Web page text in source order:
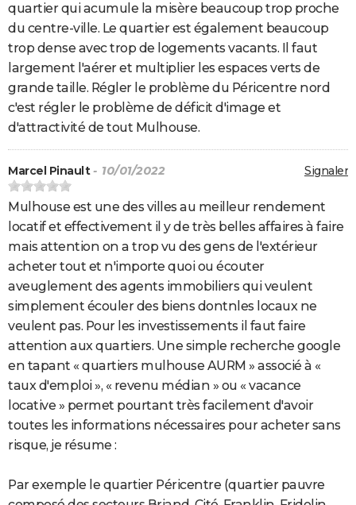
quartier qui acumule la misère beaucoup trop proche
du centre-ville. Le quartier est également beaucoup
trop dense avec trop de logements vacants. Il faut
largement l'aérer et multiplier les espaces verts de
grande taille. Régler le problème du Péricentre nord
c'est régler le problème de déficit d'image et
d'attractivité de tout Mulhouse.
Signaler
Marcel Pinault- 10/01/2022
Mulhouse est une des villes au meilleur rendement
locatif et effectivement il y de très belles affaires à faire
mais attention on a trop vu des gens de l'extérieur
acheter tout et n'importe quoi ou écouter
aveuglement des agents immobiliers qui veulent
simplement écouler des biens dontnles locaux ne
veulent pas. Pour les investissements il faut faire
attention aux quartiers. Une simple recherche google
en tapant « quartiers mulhouse AURM » associé à «
taux d'emploi », « revenu médian » ou « vacance
locative » permet pourtant très facilement d'avoir
toutes les informations nécessaires pour acheter sans
risque, je résume :
Par exemple le quartier Péricentre (quartier pauvre